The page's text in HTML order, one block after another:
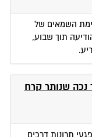
השמאים של
תוך שבוע,
נכה שנותר קרח
תרונות דרכים